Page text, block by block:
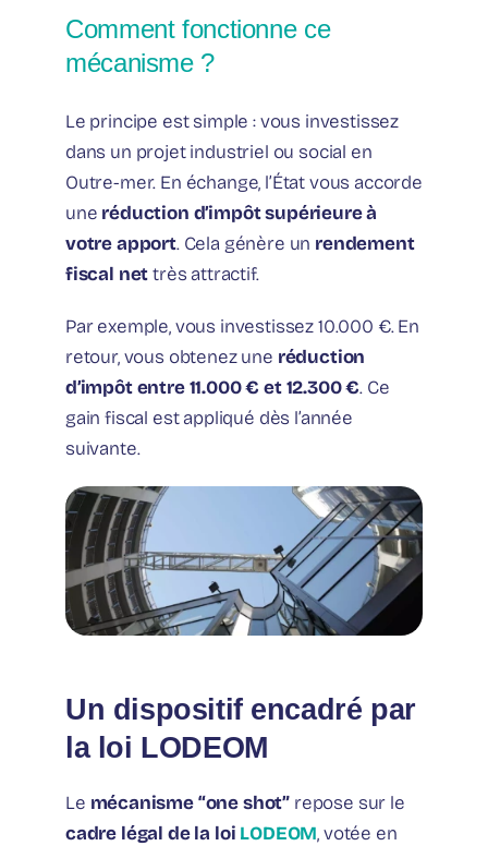
Comment fonctionne ce
mécanisme ?
Le principe est simple : vous investissez
dans un projet industriel ou social en
Outre-mer. En échange, l’État vous accorde
une réduction d’impôt supérieure à
votre apport. Cela génère un rendement
fiscal nettrès attractif.
Par exemple, vous investissez 10.000 €. En
retour, vous obtenez une réduction
d’impôt entre 11.000 € et 12.300 €. Ce
gain fiscal est appliqué dès l’année
suivante.
Un dispositif encadré par
la loi LODEOM
Le mécanisme “one shot” repose sur le
cadre légal de la loi LODEOM, votée en